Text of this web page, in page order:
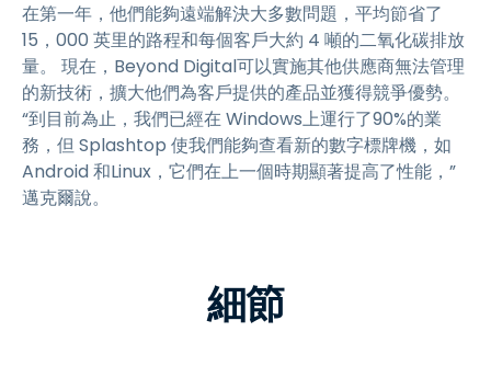
在第一年，他們能夠遠端解決大多數問題，平均節省了
15，000 英里的路程和每個客戶大約 4 噸的二氧化碳排放
量。 現在，Beyond Digital可以實施其他供應商無法管理
的新技術，擴大他們為客戶提供的產品並獲得競爭優勢。
“到目前為止，我們已經在 Windows上運行了90%的業
務，但 Splashtop 使我們能夠查看新的數字標牌機，如
Android 和Linux，它們在上一個時期顯著提高了性能，”
邁克爾說。
細節